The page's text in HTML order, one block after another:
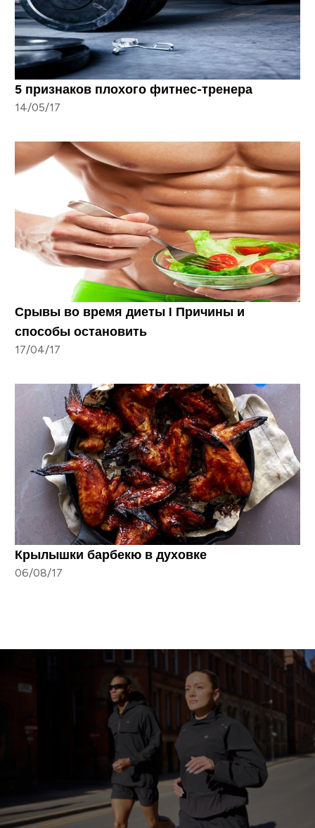
5 признаков плохого фитнес-тренера
14/05/17
Срывы во время диеты I Причины и
способы остановить
17/04/17
Крылышки барбекю в духовке
06/08/17